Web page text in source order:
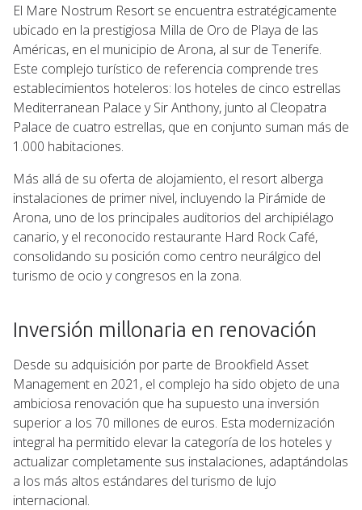
El Mare Nostrum Resort se encuentra estratégicamente
ubicado en la prestigiosa Milla de Oro de Playa de las
Américas, en el municipio de Arona, al sur de Tenerife.
Este complejo turístico de referencia comprende tres
establecimientos hoteleros: los hoteles de cinco estrellas
Mediterranean Palace y Sir Anthony, junto al Cleopatra
Palace de cuatro estrellas, que en conjunto suman más de
1.000 habitaciones.
Más allá de su oferta de alojamiento, el resort alberga
instalaciones de primer nivel, incluyendo la Pirámide de
Arona, uno de los principales auditorios del archipiélago
canario, y el reconocido restaurante Hard Rock Café,
consolidando su posición como centro neurálgico del
turismo de ocio y congresos en la zona.
Inversión millonaria en renovación
Desde su adquisición por parte de Brookfield Asset
Management en 2021, el complejo ha sido objeto de una
ambiciosa renovación que ha supuesto una inversión
superior a los 70 millones de euros. Esta modernización
integral ha permitido elevar la categoría de los hoteles y
actualizar completamente sus instalaciones, adaptándolas
a los más altos estándares del turismo de lujo
internacional.